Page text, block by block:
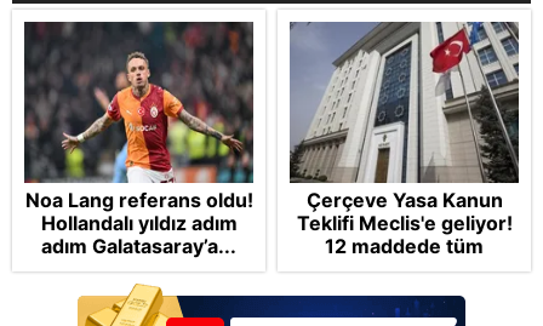
Noa Lang referans oldu!
Hollandalı yıldız adım
adım Galatasaray’a...
Çerçeve Yasa Kanun
Teklifi Meclis'e geliyor!
12 maddede tüm
detaylar Takvim'de:
Silah bırakmada tespit
ve teyit MGK'da